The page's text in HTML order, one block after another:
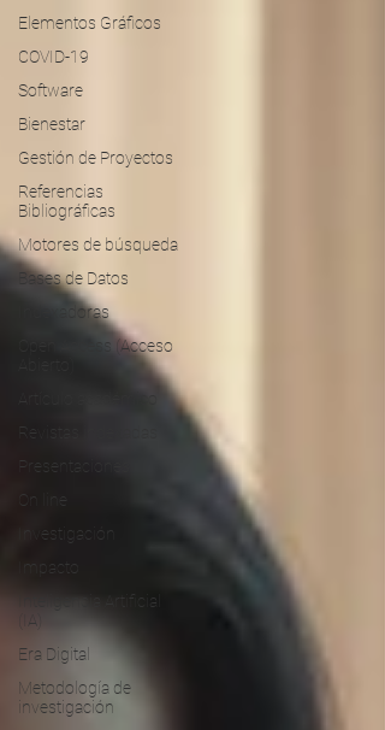
Elementos Gráficos
COVID-19
Software
Bienestar
Gestión de Proyectos
Referencias
Bibliográficas
Motores de búsqueda
Bases de Datos
Indexadoras
Open Access (Acceso
Presentaciones
On line
Investigación
Impacto
Inteligencia Artificial
(IA)
Era Digital
Metodología de
investigación